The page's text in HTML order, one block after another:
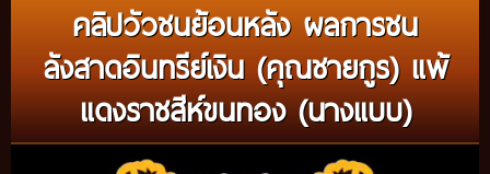
คลิปวัวชนย้อนหลัง ผลการชน
ลังสาดอินทรีย์เงิน (คุณชายกูร) แพ้
แดงราชสีห์ขนทอง (นางแบบ)